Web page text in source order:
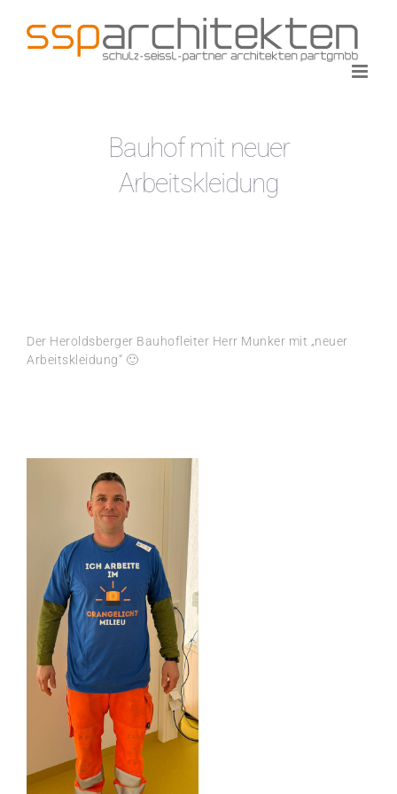
Inhalt
springen
Bauhof mit neuer
Arbeitskleidung
Der Heroldsberger Bauhofleiter Herr Munker mit „neuer
Arbeitskleidung“ 🙂